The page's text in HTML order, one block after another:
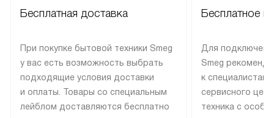
Бесплатная доставка
При покупке бытовой техники Smeg
у вас есть возможность выбрать
подходящие условия доставки
и оплаты. Товары со специальным
лейблом доставляются бесплатно
Бесплатное
Для
Smeg
к специалистам
сервисного
техника с